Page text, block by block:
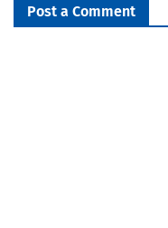
Post a Comment